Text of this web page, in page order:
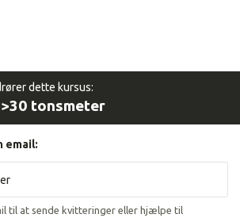
dette kursus:
tonsmeter
email:
til at sende kvitteringer eller hjælpe til